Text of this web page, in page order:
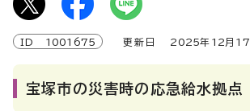
ID 1001675 更新日 2025年 12 月 17
宝塚市の災害時の応急給水拠点